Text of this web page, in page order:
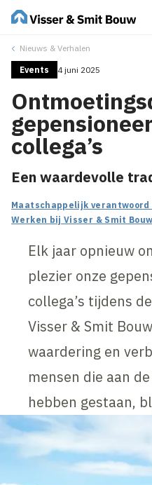
Nieuws & Verhalen
Events 4 juni 2025
collega’s
Een waardevolle
Maatschappelijk verantwoord
Werken bij Visser & Smit Bouw
Elk jaar opnieuw
plezier onze
collega’s tijdens
Visser & Smit
waardering en
mensen die aan
hebben gestaan,